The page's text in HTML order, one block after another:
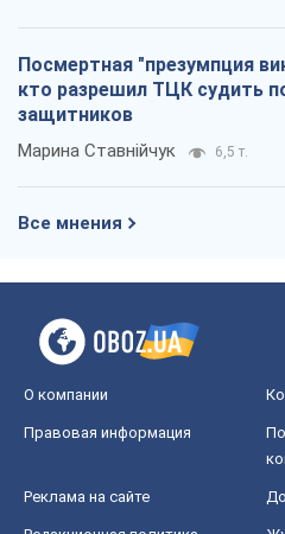
Посмертная "презумпция
кто разрешил ТЦК судить
защитников
Марина Ставнійчук 6,5 т.
Все мнения
О компании
Правовая информация
Реклама на сайте